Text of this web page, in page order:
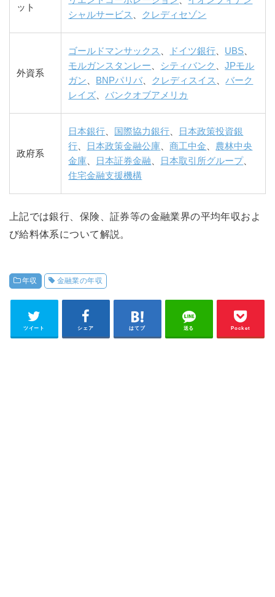
ット
シャルサービス
クレディセゾン
外資系
ゴールドマンサックス ドイツ銀行 UBS
モルガンスタンレー
シティバンク 、JPモル
ガン
BNPパリバ、 クレディスイス 、バーク
レイズ 、バンクオブアメリカ
政府系
日本銀行 国際協力銀行
日本政策投資銀
行
日本政策金融公庫 、商工中金
農林中央
金庫
日本証券金融 日本取引所グループ、
住宅金融支援機構
上記では銀行、保険、証券等の金融業界の平均年収およ
び給料体系について解説。
年収 金融業の年収
ツイート シェア はてブ 送る Pocket